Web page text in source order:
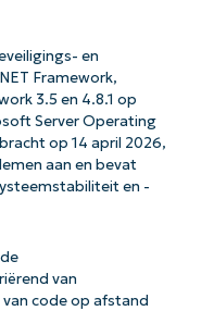
en
Framework,
3.5 en 4.8.1 op
Server Operating
op 14 april 2026,
aan en bevat
en -
van
code op afstand